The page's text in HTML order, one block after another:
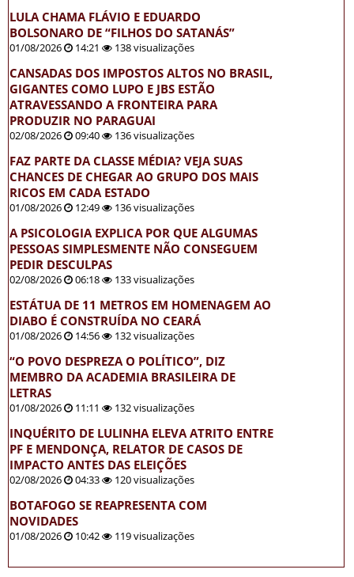
LULA CHAMA FLÁVIO E EDUARDO
BOLSONARO DE “FILHOS DO SATANÁS”
01/08/2026 14:21 138 visualizações
CANSADAS DOS IMPOSTOS ALTOS NO BRASIL,
GIGANTES COMO LUPO E JBS ESTÃO
ATRAVESSANDO A FRONTEIRA PARA
PRODUZIR NO PARAGUAI
02/08/2026 09:40 136 visualizações
FAZ PARTE DA CLASSE MÉDIA? VEJA SUAS
CHANCES DE CHEGAR AO GRUPO DOS MAIS
RICOS EM CADA ESTADO
01/08/2026 12:49 136 visualizações
A PSICOLOGIA EXPLICA POR QUE ALGUMAS
PESSOAS SIMPLESMENTE NÃO CONSEGUEM
PEDIR DESCULPAS
02/08/2026 06:18 133 visualizações
ESTÁTUA DE 11 METROS EM HOMENAGEM AO
DIABO É CONSTRUÍDA NO CEARÁ
01/08/2026 14:56 132 visualizações
“O POVO DESPREZA O POLÍTICO”, DIZ
MEMBRO DA ACADEMIA BRASILEIRA DE
LETRAS
01/08/2026 11:11 132 visualizações
INQUÉRITO DE LULINHA ELEVA ATRITO ENTRE
PF E MENDONÇA, RELATOR DE CASOS DE
IMPACTO ANTES DAS ELEIÇÕES
02/08/2026 04:33 120 visualizações
BOTAFOGO SE REAPRESENTA COM
NOVIDADES
01/08/2026 10:42 119 visualizações